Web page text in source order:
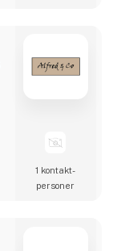
1 kontakt­
personer